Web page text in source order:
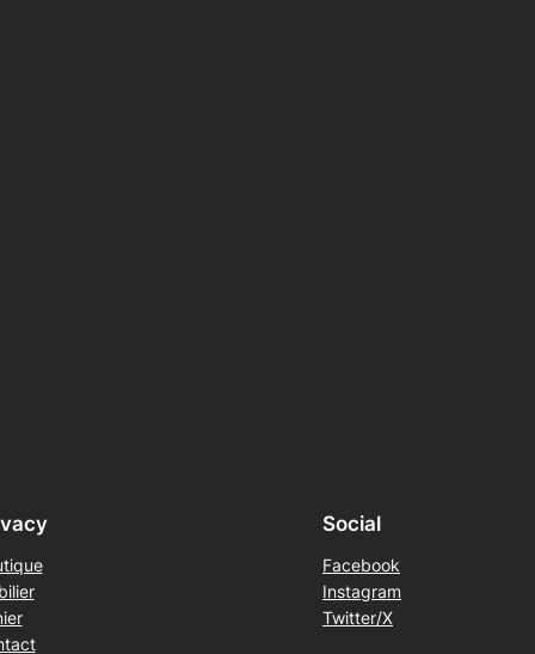
Social
Facebook
Instagram
Twitter/X